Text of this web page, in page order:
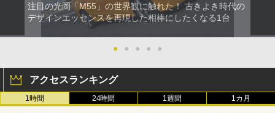
注目の光岡「M55」の世界観に触れた！ 古きよき時代の
デザインエッセンスを再現した相棒にしたくなる1台
● ● ● ● ●
アクセスランキング
1時間 24時間 1週間 1カ月